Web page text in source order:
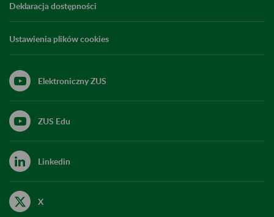
Deklaracja dostępności
Ustawienia plików cookies
Elektroniczny ZUS
ZUS Edu
Linkedin
X